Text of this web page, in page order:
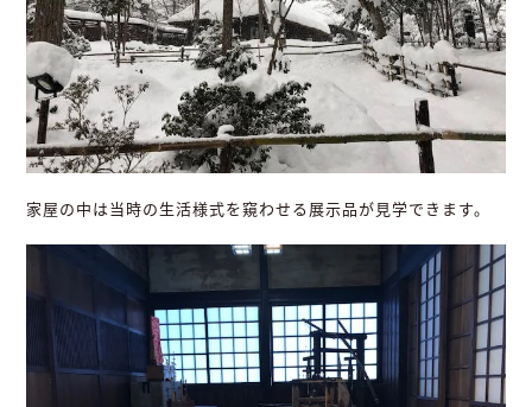
家屋の中は当時の生活様式を窺わせる展示品が見学できます。